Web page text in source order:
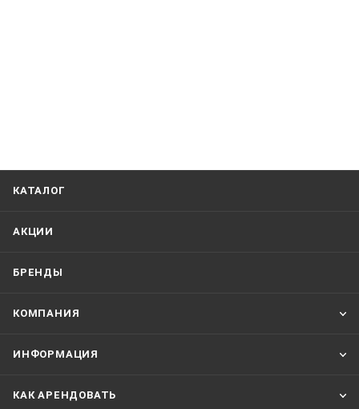
КАТАЛОГ
АКЦИИ
БРЕНДЫ
КОМПАНИЯ
ИНФОРМАЦИЯ
КАК АРЕНДОВАТЬ